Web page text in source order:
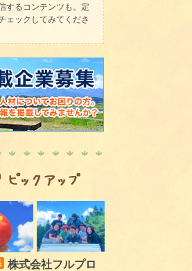
するコンテンツも。定
ェックしてみてくださ
株式会社フルプロ